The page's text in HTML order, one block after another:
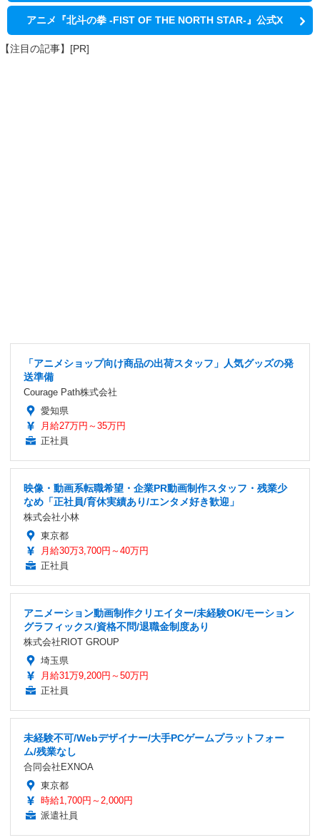
アニメ『北斗の拳 -FIST OF THE NORTH STAR-』公式X
【注目の記事】[PR]
「アニメショップ向け商品の出荷スタッフ」人気グッズの発
送準備
Courage Path株式会社
愛知県
月給27万円～35万円
正社員
映像・動画系転職希望・企業PR動画制作スタッフ・残業少
なめ「正社員/育休実績あり/エンタメ好き歓迎」
株式会社小林
東京都
月給30万3,700円～40万円
正社員
アニメーション動画制作クリエイター/未経験OK/モーション
グラフィックス/資格不問/退職金制度あり
株式会社RIOT GROUP
埼玉県
月給31万9,200円～50万円
正社員
未経験不可/Webデザイナー/大手PCゲームプラットフォー
ム/残業なし
合同会社EXNOA
東京都
時給1,700円～2,000円
派遣社員